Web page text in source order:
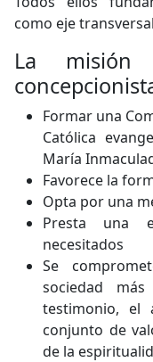
como eje
La misión
Formar una
Católica
María
Favorece la
Opta por una
Presta una
necesitados
Se
sociedad
testimonio, el
conjunto de
de la